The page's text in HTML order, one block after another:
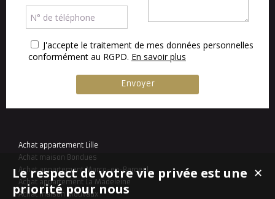
J'accepte le traitement de mes données personnelles
conformément au RGPD. En savoir plus
Achat appartement Lille
Achat maison Bondues
Achat appartement Marcq-en-Baroeul
Achat appartement La Madeleine
Achat maison Mouvaux
✕
Le respect de votre vie privée est une
priorité pour nous